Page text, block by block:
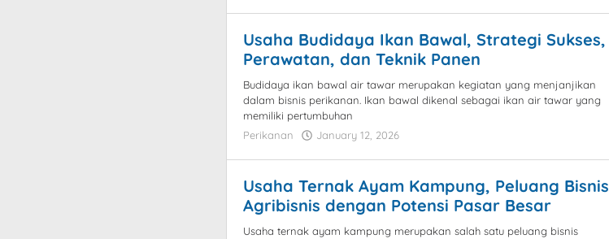
Usaha Budidaya Ikan Bawal, Strategi Sukses,
Perawatan, dan Teknik Panen
Budidaya ikan bawal air tawar merupakan kegiatan yang menjanjikan
dalam bisnis perikanan. Ikan bawal dikenal sebagai ikan air tawar yang
memiliki pertumbuhan
Perikanan
January 12, 2026
Usaha Ternak Ayam Kampung, Peluang Bisnis
Agribisnis dengan Potensi Pasar Besar
Usaha ternak ayam kampung merupakan salah satu peluang bisnis